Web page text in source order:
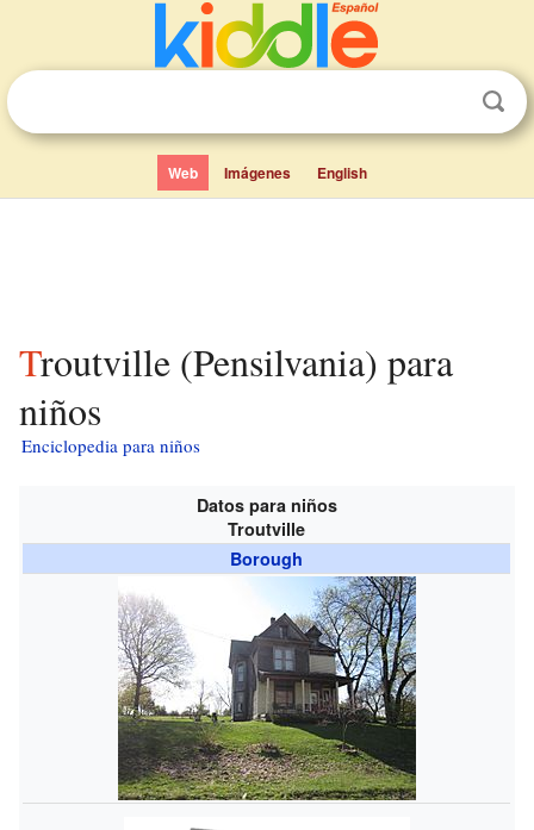
Web Imágenes English
Troutville (Pensilvania) para
niños
Enciclopedia para niños
Datos para niños
Troutville
Borough